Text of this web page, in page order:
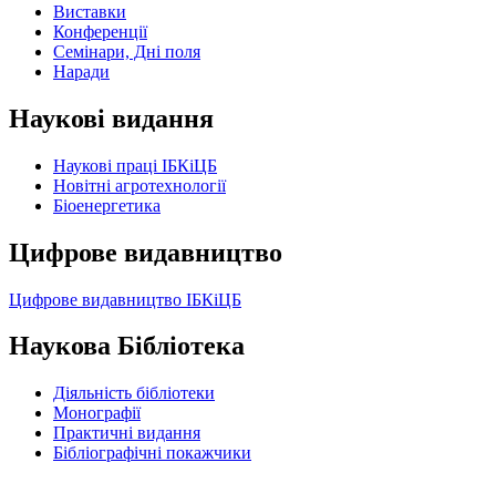
Виставки
Конференції
Семінари, Дні поля
Наради
Наукові видання
Наукові праці ІБКіЦБ
Новітні агротехнології
Бiоенергетика
Цифрове видавництво
Цифрове видавництво ІБКіЦБ
Наукова Бібліотека
Діяльність бібліотеки
Монографії
Практичні видання
Бібліографічні покажчики